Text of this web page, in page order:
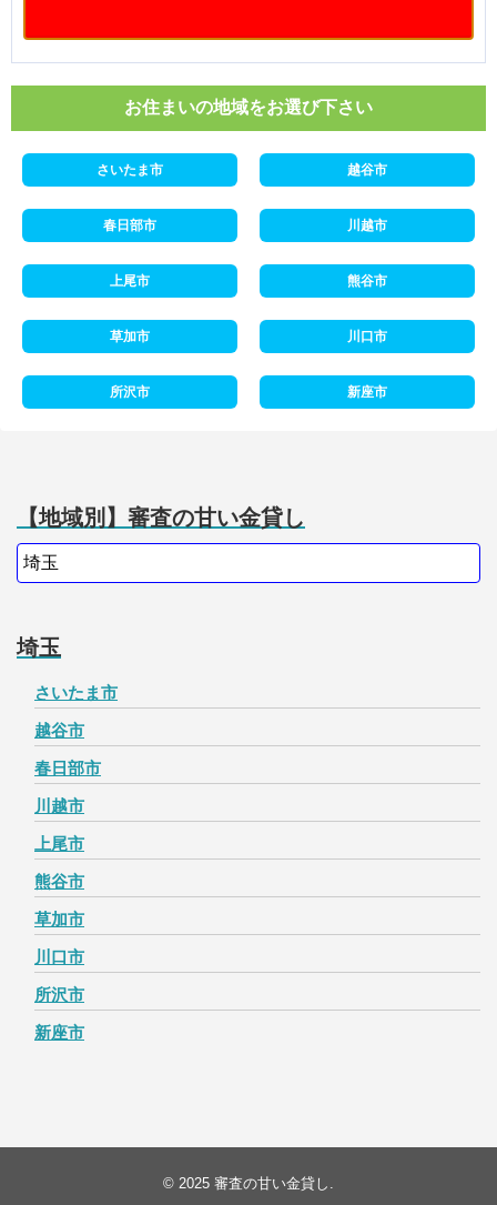
お住まいの地域をお選び下さい
さいたま市 越谷市
春日部市 川越市
上尾市 熊谷市
草加市 川口市
所沢市 新座市
【地域別】審査の甘い金貸し
埼玉
さいたま市
越谷市
春日部市
川越市
上尾市
熊谷市
草加市
川口市
所沢市
新座市
© 2025 審査の甘い金貸し .